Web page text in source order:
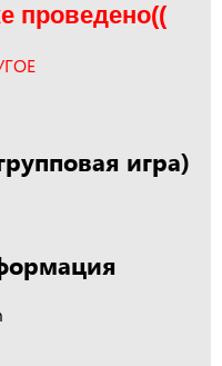
проведено((
игра)